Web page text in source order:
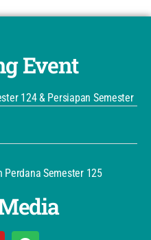
Event
124 & Persiapan Semester
Perdana Semester 125